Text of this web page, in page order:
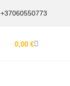
+37060550773
0,00 €